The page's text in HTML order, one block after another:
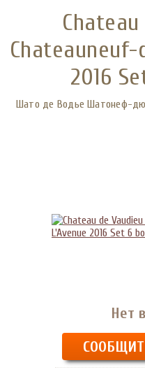
Chateauneuf-
2016
Шато де Водье Шатонеф-
Нет